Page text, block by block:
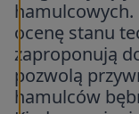
hamulcowych.
ocenę stanu
zaproponują
pozwolą
hamulców